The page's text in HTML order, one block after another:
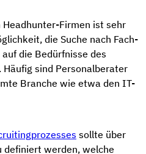
Firmen ist sehr
die Suche nach Fach-
die Bedürfnisse des
sind Personalberater
Branche wie etwa den IT-
sollte über
werden, welche